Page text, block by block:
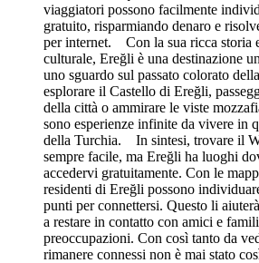
viaggiatori possono facilmente
gratuito, risparmiando denaro e
per internet. Con la sua ricca storia
culturale, Ereğli è una destinazione
uno sguardo sul passato colorato
esplorare il Castello di Ereğli,
della città o ammirare le viste
sono esperienze infinite da vivere in
della Turchia. In sintesi, trovare il
sempre facile, ma Ereğli ha luoghi
accedervi gratuitamente. Con le
residenti di Ereğli possono
punti per connettersi. Questo li
a restare in contatto con amici e
preoccupazioni. Con così tanto da
rimanere connessi non è mai stato